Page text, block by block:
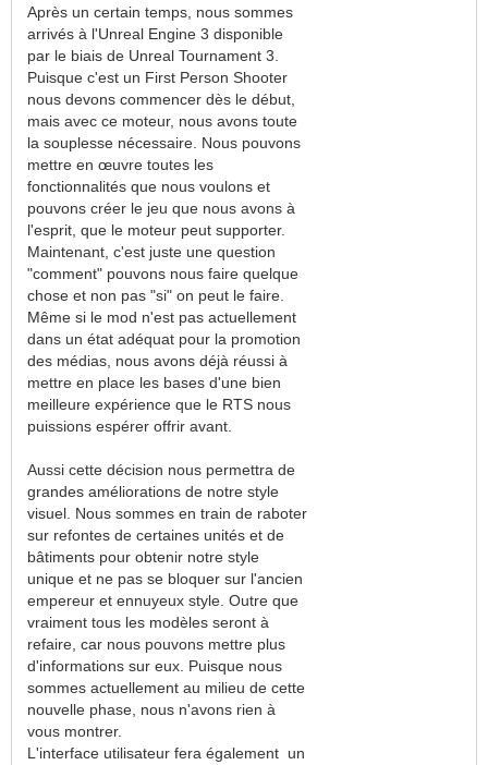
Après un certain temps, nous sommes
arrivés à l'Unreal Engine 3 disponible
par le biais de Unreal Tournament 3.
Puisque c'est un First Person Shooter
nous devons commencer dès le début,
mais avec ce moteur, nous avons toute
la souplesse nécessaire. Nous pouvons
mettre en œuvre toutes les
fonctionnalités que nous voulons et
pouvons créer le jeu que nous avons à
l'esprit, que le moteur peut supporter.
Maintenant, c'est juste une question
"comment" pouvons nous faire quelque
chose et non pas "si" on peut le faire.
Même si le mod n'est pas actuellement
dans un état adéquat pour la promotion
des médias, nous avons déjà réussi à
mettre en place les bases d'une bien
meilleure expérience que le RTS nous
puissions espérer offrir avant.
Aussi cette décision nous permettra de
grandes améliorations de notre style
visuel. Nous sommes en train de raboter
sur refontes de certaines unités et de
bâtiments pour obtenir notre style
unique et ne pas se bloquer sur l'ancien
empereur et ennuyeux style. Outre que
vraiment tous les modèles seront à
refaire, car nous pouvons mettre plus
d'informations sur eux. Puisque nous
sommes actuellement au milieu de cette
nouvelle phase, nous n'avons rien à
vous montrer.
L'interface utilisateur fera également un